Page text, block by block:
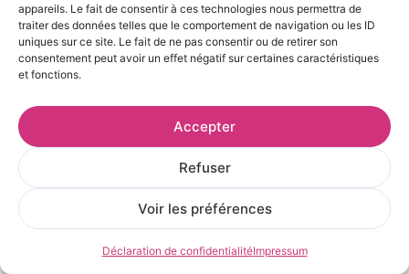
appareils. Le fait de consentir à ces technologies nous permettra de
traiter des données telles que le comportement de navigation ou les ID
uniques sur ce site. Le fait de ne pas consentir ou de retirer son
consentement peut avoir un effet négatif sur certaines caractéristiques
et fonctions.
Accepter
Refuser
Voir les préférences
Déclaration de confidentialitéImpressum